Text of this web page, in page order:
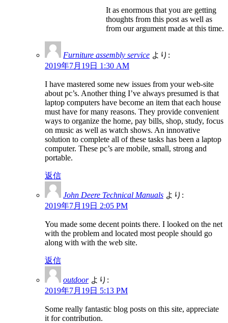
It as enormous that you are getting
thoughts from this post as well as
from our argument made at this time.
Furniture assembly service より:
2019年7月19日 1:30 AM
I have mastered some new issues from your web-site
about pc’s. Another thing I’ve always presumed is that
laptop computers have become an item that each house
must have for many reasons. They provide convenient
ways to organize the home, pay bills, shop, study, focus
on music as well as watch shows. An innovative
solution to complete all of these tasks has been a laptop
computer. These pc’s are mobile, small, strong and
portable.
返信
John Deere Technical Manuals より:
2019年7月19日 2:05 PM
You made some decent points there. I looked on the net
with the problem and located most people should go
along with with the web site.
返信
outdoor より:
2019年7月19日 5:13 PM
Some really fantastic blog posts on this site, appreciate
it for contribution.